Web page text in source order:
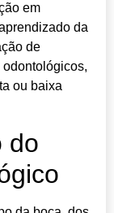
em
da
de
ou baixa
do